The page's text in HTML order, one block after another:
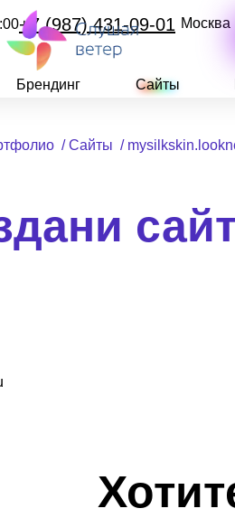
+7 (987) 431-09-01 Москва
Брендинг Сайты
/ Сайты /